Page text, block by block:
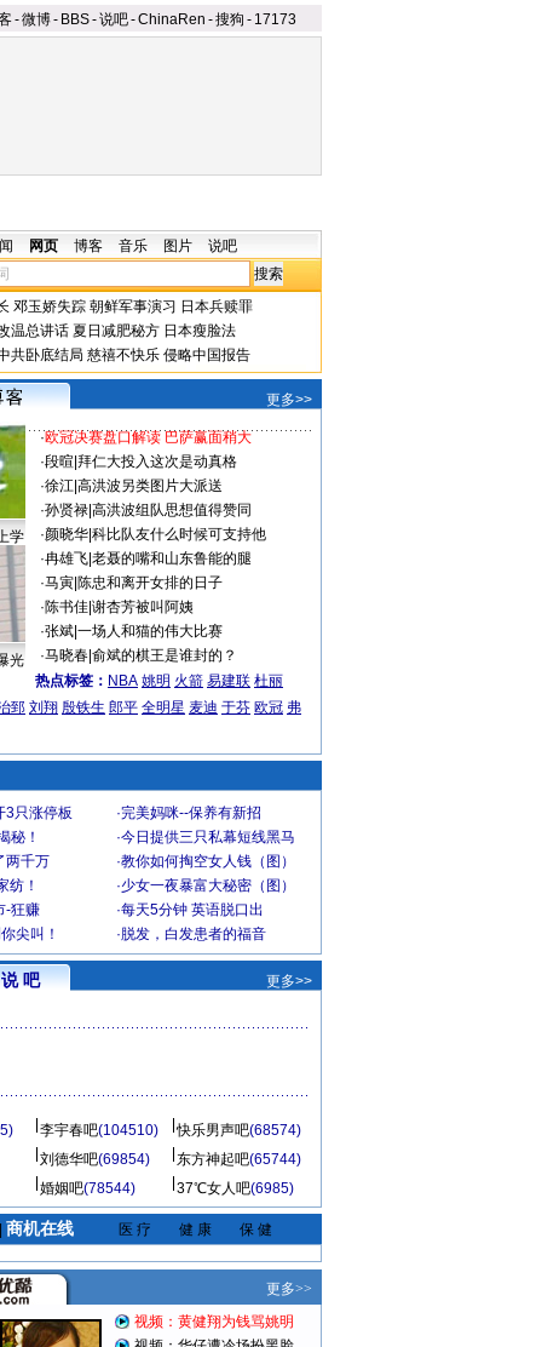
-微博- BBS-说吧-ChinaRen -搜狗 - 17173
网页 博客 音乐 图片 说吧
邓玉娇失踪 朝鲜军事演习 日本兵赎罪
温总讲话 夏日减肥秘方 日本瘦脸法
共卧底结局 慈禧不快乐 侵略中国报告
更多>>
学
光
·欧冠决赛盘口解读 巴萨赢面稍大
·段暄 拜仁大投入这次是动真格
·徐江| 高洪波另类图片大派送
·孙贤禄| 高洪波组队思想值得赞同
·颜晓华| 科比队友什么时候可支持他
·冉雄飞| 老聂的嘴和山东鲁能的腿
·马寅| 陈忠和离开女排的日子
·陈书佳| 谢杏芳被叫阿姨
·张斌| 一场人和猫的伟大比赛
·马晓春| 俞斌的棋王是谁封的？
热点标签： NBA 姚明 火箭 易建联 杜丽
郅 刘翔 殷铁生 郎平 全明星 麦迪 于芬 欧冠 弗
3只涨停板 ·完美妈咪--保养有新招
秘！
·今日提供三只私幕短线黑马
两千万
·教你如何掏空女人钱（图）
纺！
·少女一夜暴富大秘密（图）
-狂赚
·每天5分钟 英语脱口出
尖叫！
· 脱发，白发患者的福音
说 吧 更多>>
李宇春吧(104510) 快乐男声吧(68574)
刘德华吧(69854) 东方神起吧(65744)
婚姻吧(78544) 37℃女人吧(6985)
商机在线 医 疗 健 康 保 健